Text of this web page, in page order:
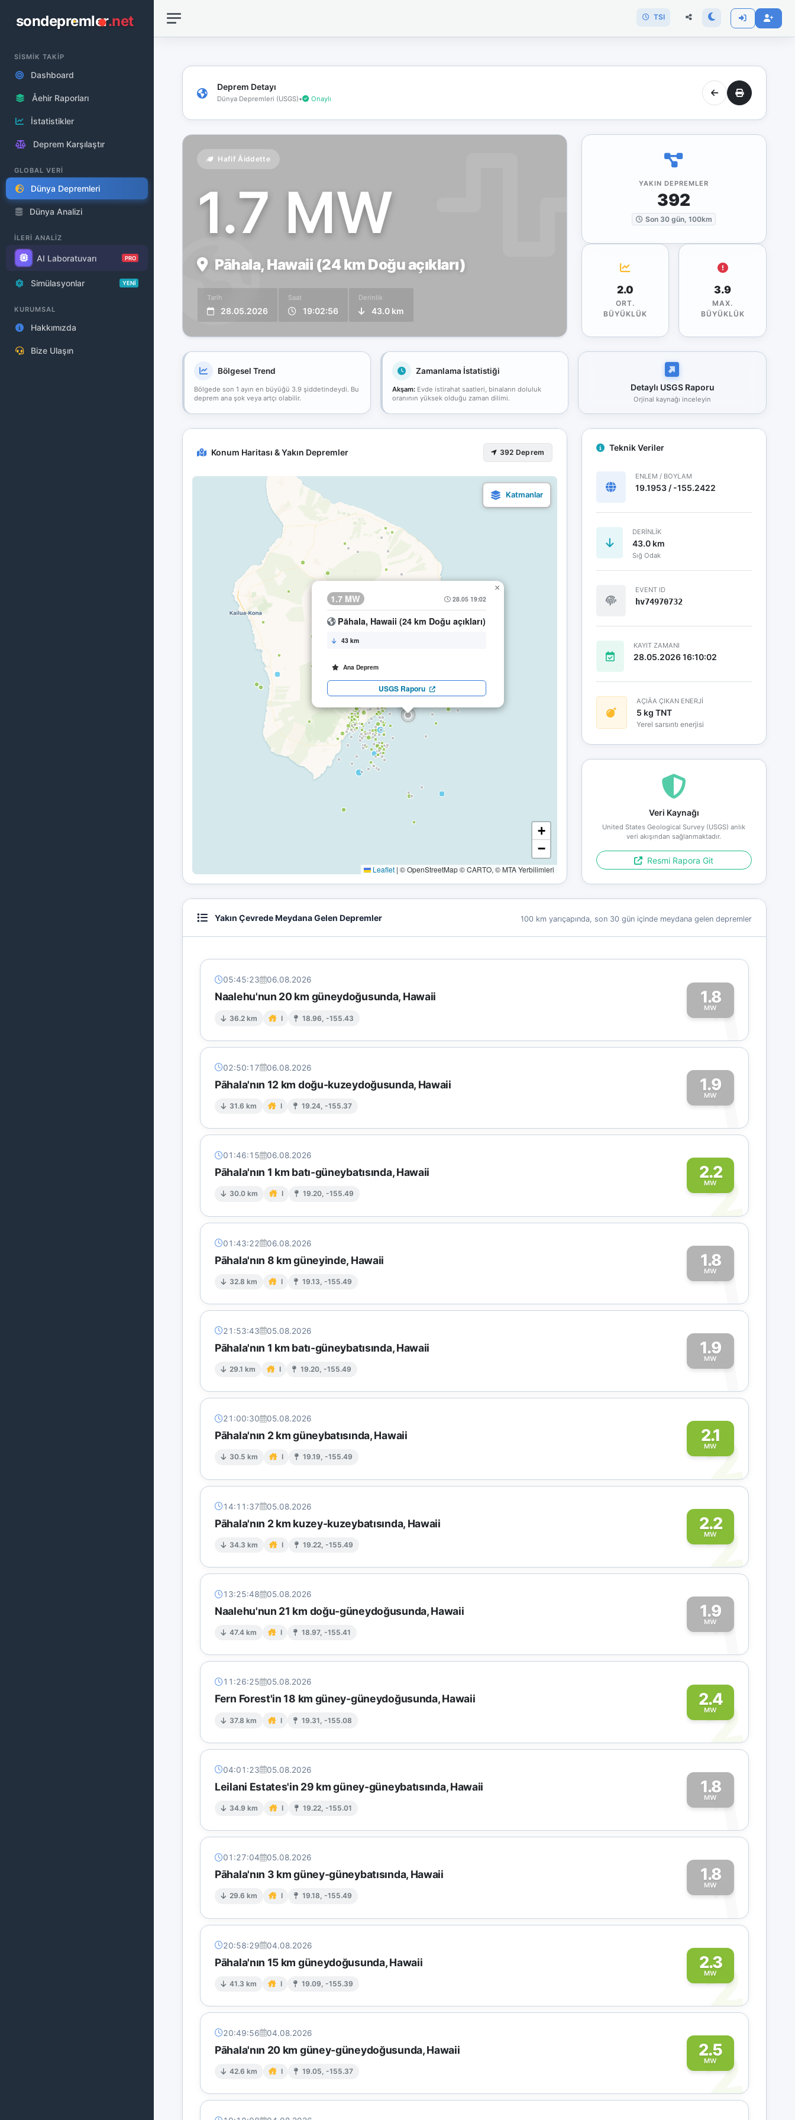
sondepremler.net
SİSMİK TAKİP
Dashboard
Åehir Raporları
İstatistikler
Deprem Karşılaştır
GLOBAL VERİ
Dünya Depremleri
Dünya Analizi
İLERİ ANALİZ
AI Laboratuvarı PRO
Simülasyonlar YENİ
KURUMSAL
Hakkımızda
Bize Ulaşın
TSI
Deprem Detayı
Dünya Depremleri (USGS)• Onaylı
Hafif Åiddette
1.7 MW
Pāhala, Hawaii (24 km Doğu açıkları)
Tarih
28.05.2026
Saat
19:02:56
Derinlik
43.0 km
YAKIN DEPREMLER
392
Son 30 gün, 100km
2.0
ORT.
BÜYÜKLÜK
3.9
MAX.
BÜYÜKLÜK
Bölgesel Trend
Bölgede son 1 ayın en büyüğü 3.9 şiddetindeydi. Bu
deprem ana şok veya artçı olabilir.
Zamanlama İstatistiği
Akşam:Evde istirahat saatleri, binaların doluluk
oranının yüksek olduğu zaman dilimi.
Detaylı USGS Raporu
Orjinal kaynağı inceleyin
Konum Haritası & Yakın Depremler 392 Deprem
1.7 MW 28.05 19:02
Pāhala, Hawaii (24 km Doğu açıkları)
43 km
Ana Deprem
USGS Raporu
×
+
−
Leaflet | © OpenStreetMap © CARTO, © MTA Yerbilimleri
Teknik Veriler
ENLEM / BOYLAM
19.1953 / -155.2422
DERINLIK
43.0 km
Sığ Odak
EVENT ID
hv74970732
KAYIT ZAMANI
28.05.2026 16:10:02
AÇIÄA ÇIKAN ENERJİ
5 kg TNT
Yerel sarsıntı enerjisi
Veri Kaynağı
United States Geological Survey (USGS) anlık
veri akışından sağlanmaktadır.
Resmi Rapora Git
Yakın Çevrede Meydana Gelen Depremler 100 km yarıçapında, son 30 gün içinde meydana gelen depremler
05:45:23 06.08.2026
Naalehu'nun 20 km güneydoğusunda, Hawaii
36.2 km I 18.96, -155.43
1.8
MW
1
02:50:17 06.08.2026
Pāhala'nın 12 km doğu-kuzeydoğusunda, Hawaii
31.6 km I 19.24, -155.37
1.9
MW
1
01:46:15 06.08.2026
Pāhala'nın 1 km batı-güneybatısında, Hawaii
30.0 km I 19.20, -155.49
2.2
MW
2
01:43:22 06.08.2026
Pāhala'nın 8 km güneyinde, Hawaii
32.8 km I 19.13, -155.49
1.8
MW
1
21:53:43 05.08.2026
Pāhala'nın 1 km batı-güneybatısında, Hawaii
29.1 km I 19.20, -155.49
1.9
MW
1
21:00:30 05.08.2026
Pāhala'nın 2 km güneybatısında, Hawaii
30.5 km I 19.19, -155.49
2.1
MW
2
14:11:37 05.08.2026
Pāhala'nın 2 km kuzey-kuzeybatısında, Hawaii
34.3 km I 19.22, -155.49
2.2
MW
2
13:25:48 05.08.2026
Naalehu'nun 21 km doğu-güneydoğusunda, Hawaii
47.4 km I 18.97, -155.41
1.9
MW
1
11:26:25 05.08.2026
Fern Forest'in 18 km güney-güneydoğusunda, Hawaii
37.8 km I 19.31, -155.08
2.4
MW
2
04:01:23 05.08.2026
Leilani Estates'in 29 km güney-güneybatısında, Hawaii
34.9 km I 19.22, -155.01
1.8
MW
1
01:27:04 05.08.2026
Pāhala'nın 3 km güney-güneybatısında, Hawaii
29.6 km I 19.18, -155.49
1.8
MW
1
20:58:29 04.08.2026
Pāhala'nın 15 km güneydoğusunda, Hawaii
41.3 km I 19.09, -155.39
2.3
MW
2
20:49:56 04.08.2026
Pāhala'nın 20 km güney-güneydoğusunda, Hawaii
42.6 km I 19.05, -155.37
2.5
MW
2
bağlantınız